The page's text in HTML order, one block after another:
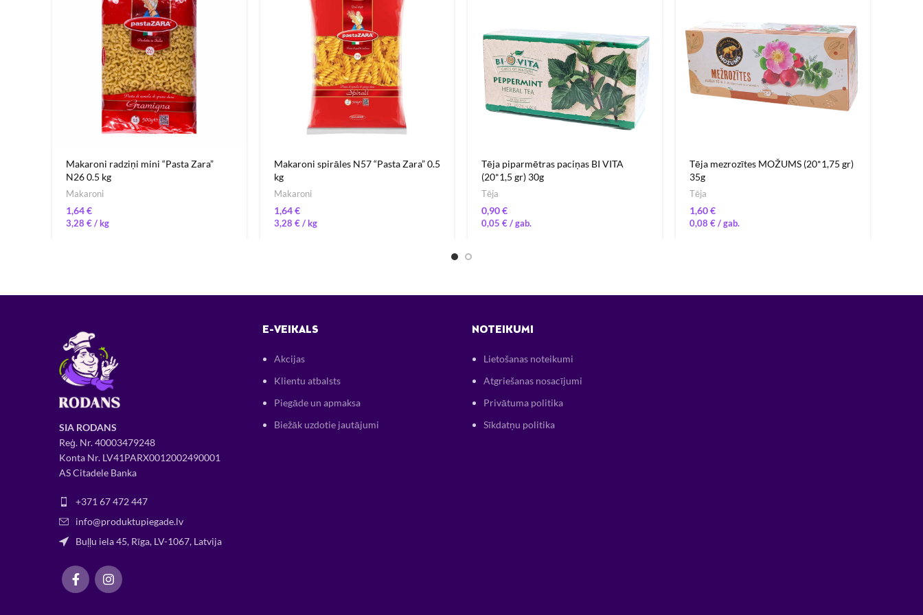
Makaroni radziņi mini “Pasta Zara”
N26 0.5 kg
Makaroni
€
3,28 €/
Makaroni spirāles N57 “Pasta Zara” 0.5
kg
Makaroni
€
3,28 € /
Tēja piparmētras paciņas BI VITA
(20*1,5 gr) 30g
Tēja
€
0,05€
Tēja mezrozītes MOŽUMS (20*1,75 gr)
35g
Tēja
€
0,08 €
SIA RODANS
Reģ. Nr.40003479248
Konta Nr. LV41PARX0012002490001
AS Citadele Banka
+371 67 472 447
info@produktupiegade.lv
Buļļu iela 45, Rīga, LV-1067, Latvija
E-VEIKALS
Akcijas
Klientu atbalsts
Piegāde un apmaksa
Biežāk uzdotie jautājumi
NOTEIKUMI
Lietošanas noteikumi
Atgriešanas nosacījumi
Privātuma politika
Sīkdatņu politika